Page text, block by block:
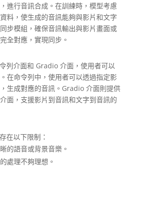
進行音訊合成。在訓練時，模型考慮
料，使生成的音訊能夠與影片和文字
步模組，確保音訊輸出與影片畫面或
全對應，實現同步。
列介面和 Gradio 介面，使用者可以
在命令列中，使用者可以透過指定影
生成對應的音訊。Gradio 介面則提供
面，支援影片到音訊和文字到音訊的
在以下限制：
的語音或背景音樂。
處理不夠理想。